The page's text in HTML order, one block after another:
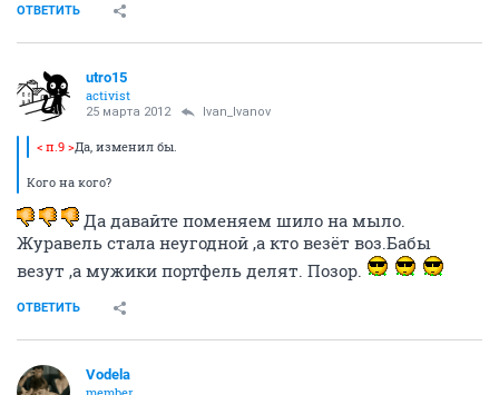
ОТВЕТИТЬ
utro15
activist
25 марта 2012 Ivan_Ivanov
< п.9 >Да, изменил бы.
Кого на кого?
Да давайте поменяем шило на мыло.
Журавель стала неугодной ,а кто везёт воз.Бабы
везут ,а мужики портфель делят. Позор.
ОТВЕТИТЬ
Vodela